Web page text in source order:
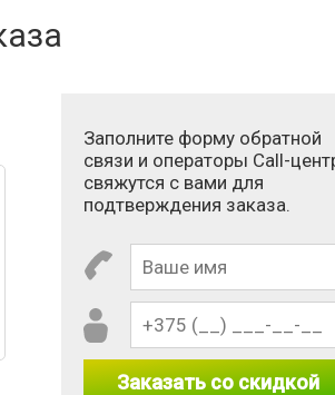
Заполните форму обратной
связи и операторы Call-
свяжутся с вами для
подтверждения заказа.
Заказать со скидкой